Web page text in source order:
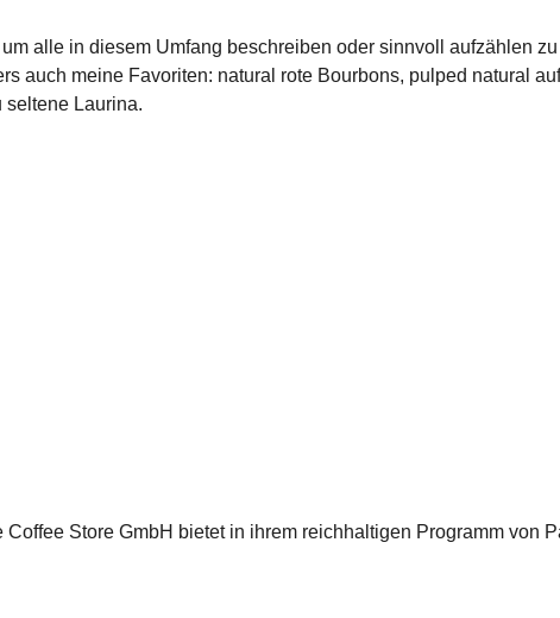
alle in diesem Umfang beschreiben oder sinnvoll aufzählen
auch meine Favoriten: natural rote Bourbons, pulped natural
seltene Laurina.
Store GmbH bietet in ihrem reichhaltigen Programm von